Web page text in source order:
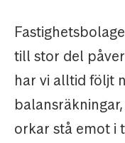
till stor del
har vi alltid följt
orkar stå emot i